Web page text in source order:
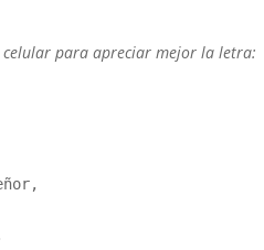
para apreciar mejor la letra: